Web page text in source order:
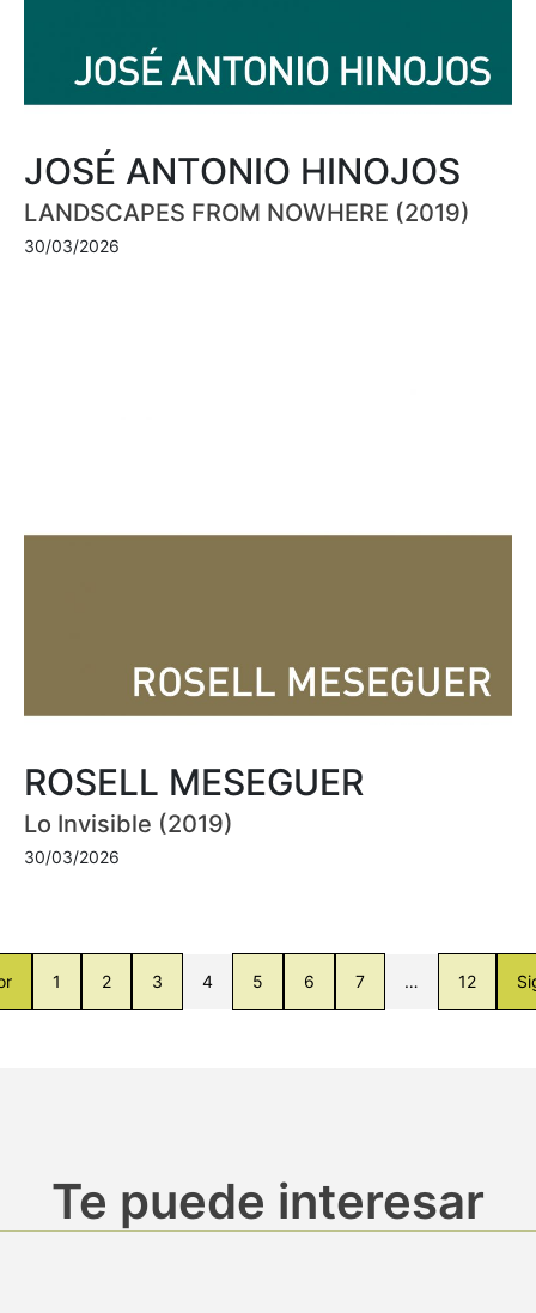
JOSÉ ANTONIO HINOJOS
LANDSCAPES FROM NOWHERE (2019)
30/03/2026
ROSELL MESEGUER
Lo Invisible (2019)
30/03/2026
1 2 3 4 5 6 7 … 12
Te puede interesar